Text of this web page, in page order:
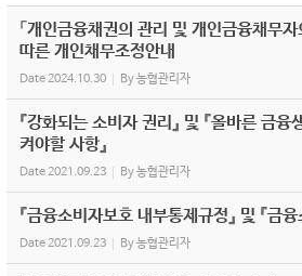
「개인금융채권의 관리 및 개인금융채무자
따른 개인채무조정안내
Date2024.10.30 By농협관리자
『강화되는 소비자 권리』 및 『올바른 금
켜야할 사항』
Date2021.09.23 By농협관리자
『금융소비자보호 내부통제규정』 및 『금
Date2021.09.23 By농협관리자